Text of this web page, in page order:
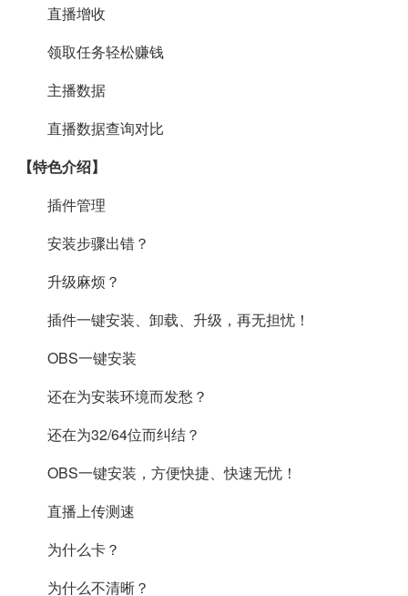
直播增收
领取任务轻松赚钱
主播数据
直播数据查询对比
【特色介绍】
插件管理
安装步骤出错？
升级麻烦？
插件一键安装、卸载、升级，再无担忧！
OBS一键安装
还在为安装环境而发愁？
还在为32/64位而纠结？
OBS一键安装，方便快捷、快速无忧！
直播上传测速
为什么卡？
为什么不清晰？